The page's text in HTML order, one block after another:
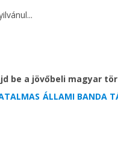
be a jövőbeli magyar
ÁLLAMI BANDA